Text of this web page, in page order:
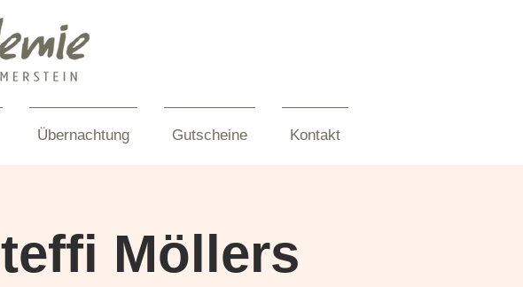
Übernachtung Gutscheine Kontakt
Möllers